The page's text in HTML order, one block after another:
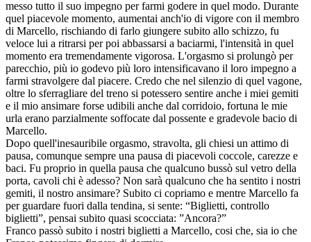
messo tutto il suo impegno per farmi godere in quel modo. Durante
quel piacevole momento, aumentai anch'io di vigore con il membro
di Marcello, rischiando di farlo giungere subito allo schizzo, fu
veloce lui a ritrarsi per poi abbassarsi a baciarmi, l'intensità in quel
momento era tremendamente vigorosa. L'orgasmo si prolungò per
parecchio, più io godevo più loro intensificavano il loro impegno a
farmi stravolgere dal piacere. Credo che nel silenzio di quel vagone,
oltre lo sferragliare del treno si potessero sentire anche i miei gemiti
e il mio ansimare forse udibili anche dal corridoio, fortuna le mie
urla erano parzialmente soffocate dal possente e gradevole bacio di
Marcello.
Dopo quell'inesauribile orgasmo, stravolta, gli chiesi un attimo di
pausa, comunque sempre una pausa di piacevoli coccole, carezze e
baci. Fu proprio in quella pausa che qualcuno bussò sul vetro della
porta, cavoli chi è adesso? Non sarà qualcuno che ha sentito i nostri
gemiti, il nostro ansimare? Subito ci copriamo e mentre Marcello fa
per guardare fuori dalla tendina, si sente: “Biglietti, controllo
biglietti”, pensai subito quasi scocciata: ”Ancora?”
Franco passò subito i nostri biglietti a Marcello, cosi che, sia io che